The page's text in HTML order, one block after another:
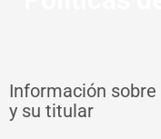
Información
y su titular